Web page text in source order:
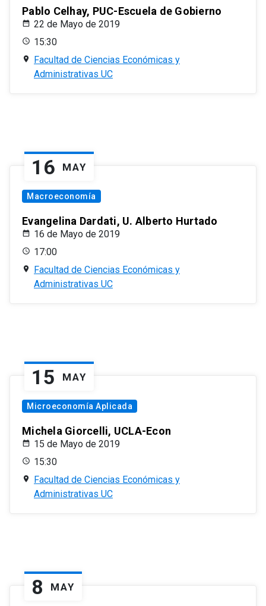
Pablo Celhay, PUC-Escuela de Gobierno
22 de Mayo de 2019
15:30
Facultad de Ciencias Económicas y
Administrativas UC
16 MAY
Macroeconomía
Evangelina Dardati, U. Alberto Hurtado
16 de Mayo de 2019
17:00
Facultad de Ciencias Económicas y
Administrativas UC
15 MAY
Microeconomía Aplicada
Michela Giorcelli, UCLA-Econ
15 de Mayo de 2019
15:30
Facultad de Ciencias Económicas y
Administrativas UC
8 MAY